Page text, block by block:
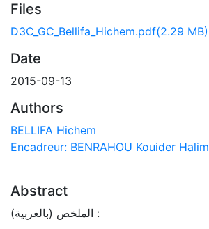
Files
D3C_GC_Bellifa_Hichem.pdf(2.29 MB)
Date
2015-09-13
Authors
BELLIFA Hichem
Encadreur: BENRAHOU Kouider Halim
Abstract
الملخص (بالعربية) :